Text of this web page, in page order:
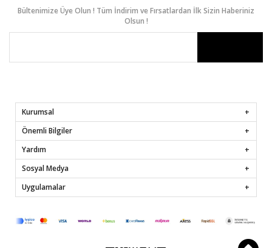
Bültenimize Üye Olun ! Tüm İndirim ve Fırsatlardan İlk Sizin Haberiniz
Olsun !
Kurumsal
Önemli Bilgiler
Yardım
Sosyal Medya
Uygulamalar